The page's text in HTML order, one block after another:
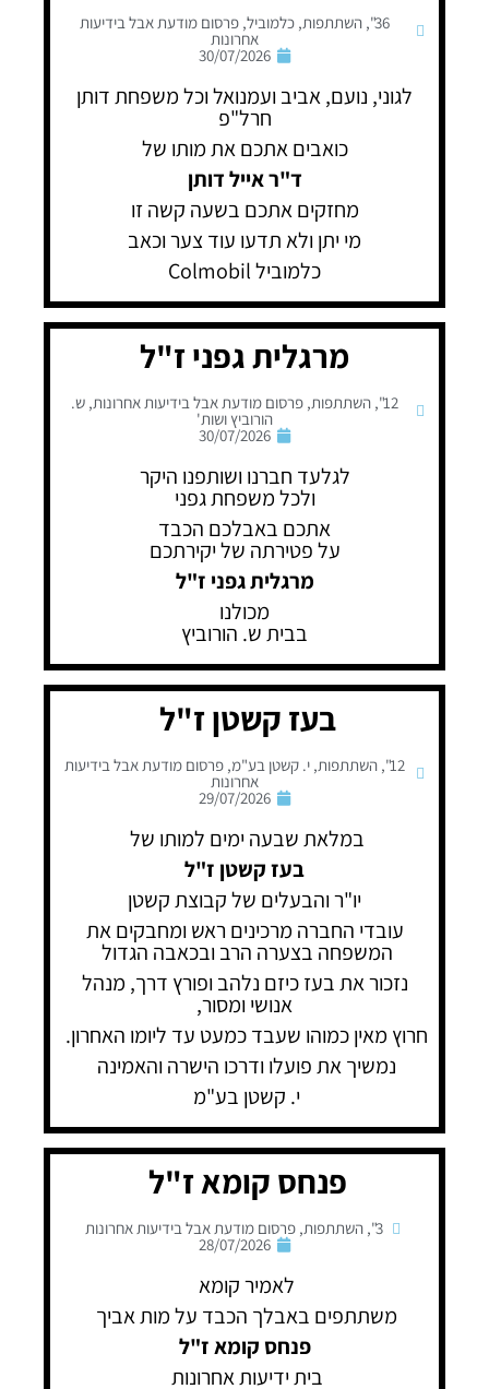
36"
,השתתפות,כלמוביל,פרסום מודעת אבל בידיעות
אחרונות
30/07/2026
לגוני, נועם, אביב ועמנואל וכל משפחת דותן
חרל"פ
כואבים אתכם את מותו של
ד"ר אייל דותן
מחזקים אתכם בשעה קשה זו
מי יתן ולא תדעו עוד צער וכאב
כלמוביל Colmobil
מרגלית גפני ז"ל
12"
,השתתפות,פרסום מודעת אבל בידיעות אחרונות,ש.
הורוביץ ושות'
30/07/2026
לגלעד חברנו ושותפנו היקר
ולכל משפחת גפני
אתכם באבלכם הכבד
על פטירתה של יקירתכם
מרגלית גפני ז"ל
מכולנו
בבית ש. הורוביץ
בעז קשטן ז"ל
12"
,השתתפות,י. קשטן בע"מ,פרסום מודעת אבל בידיעות
אחרונות
29/07/2026
במלאת שבעה ימים למותו של
בעז קשטן ז"ל
יו"ר והבעלים של קבוצת קשטן
עובדי החברה מרכינים ראש ומחבקים את
המשפחה בצערה הרב ובכאבה הגדול
נזכור את בעז כיזם נלהב ופורץ דרך, מנהל
אנושי ומסור,
חרוץ מאין כמוהו שעבד כמעט עד ליומו האחרון.
נמשיך את פועלו ודרכו הישרה והאמינה
י. קשטן בע"מ
פנחס קומא ז"ל
3"
, השתתפות, פרסום מודעת אבל בידיעות אחרונות
28/07/2026
לאמיר קומא
משתתפים באבלך הכבד על מות אביך
פנחס קומא ז"ל
בית ידיעות אחרונות